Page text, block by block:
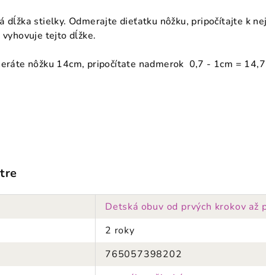
dĺžka stielky. Odmerajte dieťatku nôžku, pripočítajte k
tejto dĺžke.
nôžku 14cm, pripočítate nadmerok 0,7 - 1cm =
Detská obuv od prvých krokov až
2 roky
765057398202